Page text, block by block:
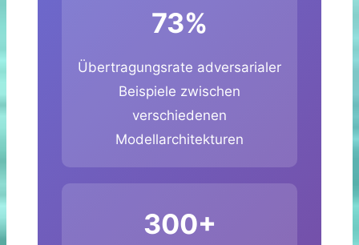
73%
Übertragungsrate adversarialer
Beispiele zwischen
verschiedenen
Modellarchitekturen
300+